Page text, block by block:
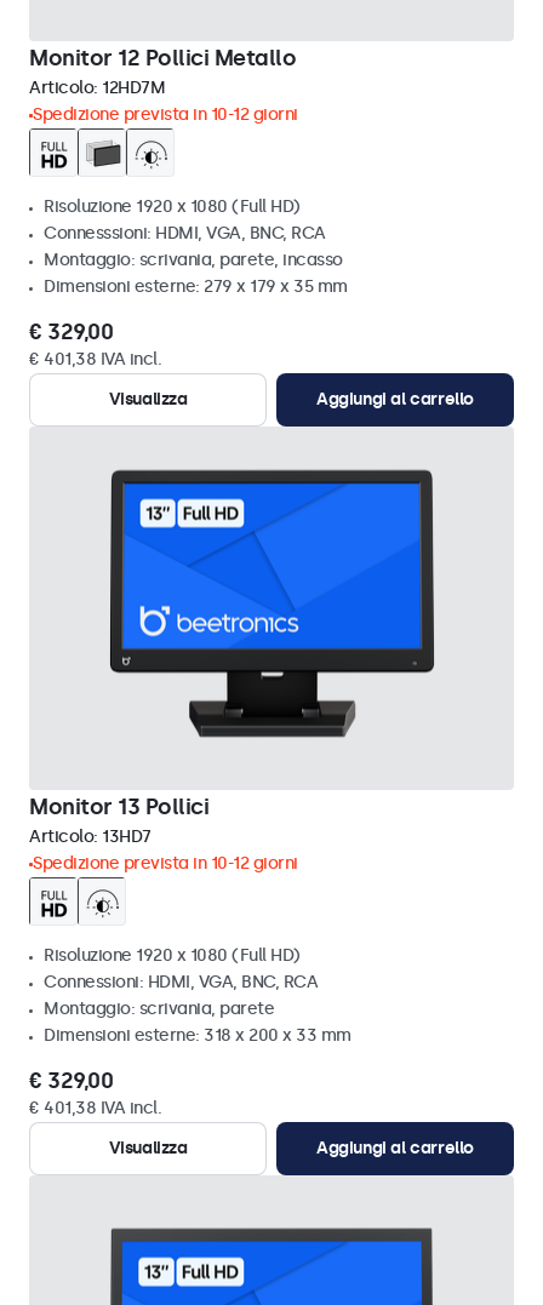
Monitor 12 Pollici Metallo
Articolo: 12HD7M
Spedizione prevista in 10-12 giorni
Risoluzione 1920 x 1080 (Full HD)
Connesssioni: HDMI, VGA, BNC, RCA
Montaggio: scrivania, parete, incasso
Dimensioni esterne: 279 x 179 x 35 mm
€ 329,00
€ 401,38 IVA incl.
Visualizza
Aggiungi al carrello
Monitor 13 Pollici
Articolo: 13HD7
Spedizione prevista in 10-12 giorni
Risoluzione 1920 x 1080 (Full HD)
Connessioni: HDMI, VGA, BNC, RCA
Montaggio: scrivania, parete
Dimensioni esterne: 318 x 200 x 33 mm
€ 329,00
€ 401,38 IVA incl.
Visualizza
Aggiungi al carrello